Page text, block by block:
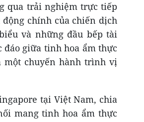
qua trải nghiệm trực tiếp
chính của chiến dịch
và những đầu bếp tài
giữa tinh hoa ẩm thực
một chuyến hành trình vị
tại Việt Nam, chia
mang tinh hoa ẩm thực